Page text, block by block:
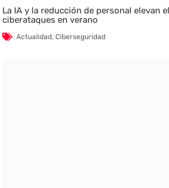
La IA y la reducción de personal elevan
ciberataques en verano
Actualidad,Ciberseguridad